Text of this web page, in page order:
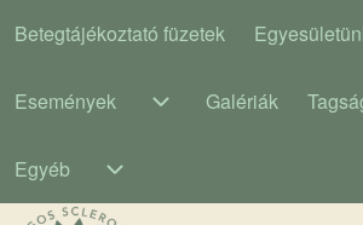
Main navigation
Betegtájékoztató füzetek
Események
Események sub-
Galériák
Egyéb